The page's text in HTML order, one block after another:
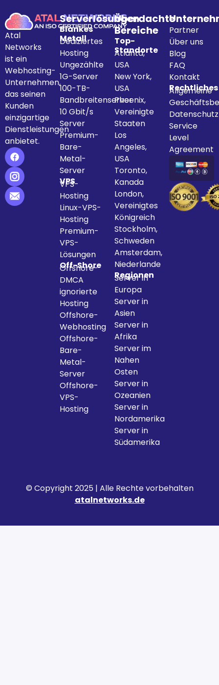
Atal
Networks
ist ein
Webhosting-
Unternehmen,
das seinen
Kunden
einzigartige
Dienstleistungen
anbietet.
Serverlösungen
Blankes
Metall
Dediziertes
Hosting
Ungezählte
1G-Server
100-TB-
Bandbreitenserver
10 Gbit/s
Server
Premium-
Bare-
Metal-
Server
VPS
VPS-
Hosting
Linux-VPS-
Hosting
Premium-
VPS-
Lösungen
Off-Shore
Offshore-
DMCA
ignorierte
Hosting
Offshore-
Webhosting
Offshore-
Bare-
Metal-
Server
Offshore-
VPS-
Hosting
Überdachte
Bereiche
Top-
Standorte
Atlanta,
USA
New York,
USA
Phoenix,
Vereinigte
Staaten
Los
Angeles,
USA
Toronto,
Kanada
London,
Vereinigtes
Königreich
Stockholm,
Schweden
Amsterdam,
Niederlande
Regionen
Server in
Europa
Server in
Asien
Server in
Afrika
Server im
Nahen
Osten
Server in
Ozeanien
Server in
Nordamerika
Server in
Südamerika
Partner
Über uns
Blog
FAQ
Kontakt
Rechtliches
Allgemeine
Service
Level
Agreement
© Copyright 2025 | Alle Rechte vorbehalten
atalnetworks.de